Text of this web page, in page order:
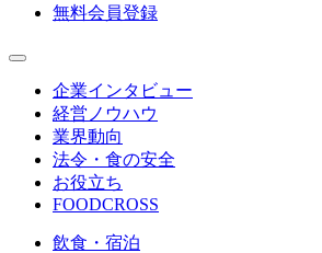
無料会員登録
企業インタビュー
経営ノウハウ
業界動向
法令・食の安全
お役立ち
FOODCROSS
飲食・宿泊